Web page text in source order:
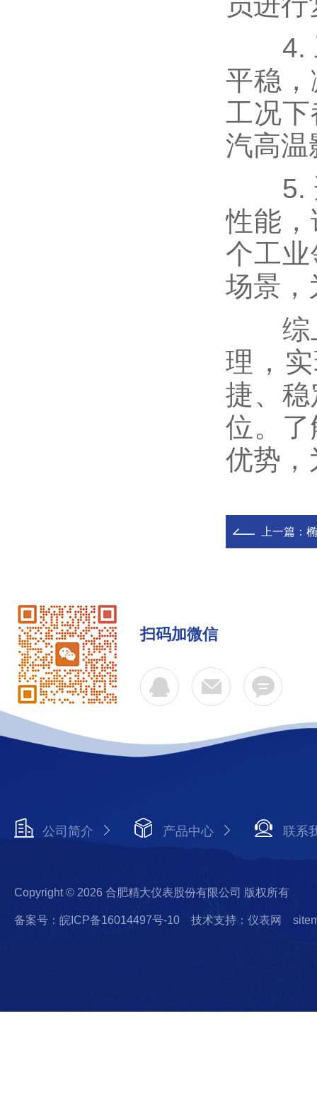
4. 工
平稳
工况
汽高温
5. 适
性能
个工
场景，
综上
理，
捷、
位。
优势，
上一篇：
扫码加微信
公司简介 产品中心 联系
Copyright © 2026 合肥精大仪表股份有限公司 版权所有
备案号：皖ICP备16014497号-10 技术支持：仪表网